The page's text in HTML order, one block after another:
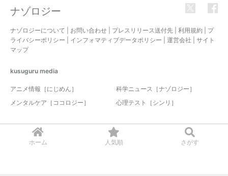
ホーム 人気順 さがす
ナゾロジー
ナゾロジーについて お問い合わせ プレスリリース送付先 利用規約
プ
ライバシーポリシー
インフォマティブデータポリシー 運営会社
サイト
マップ
kusuguru media
アニメ情報［にじめん］
科学ニュース［ナゾロジー］
メンタルケア［ココロジー］
心理テスト［シンリ］
© 2017-2026 nazology. all rights reserved.